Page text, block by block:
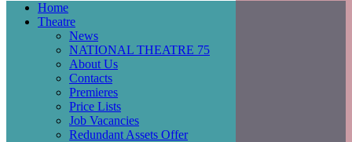
Main
navigation
Home
Theatre
News
NATIONAL THEATRE 75
About Us
Contacts
Premieres
Price Lists
Job Vacancies
Redundant Assets Offer